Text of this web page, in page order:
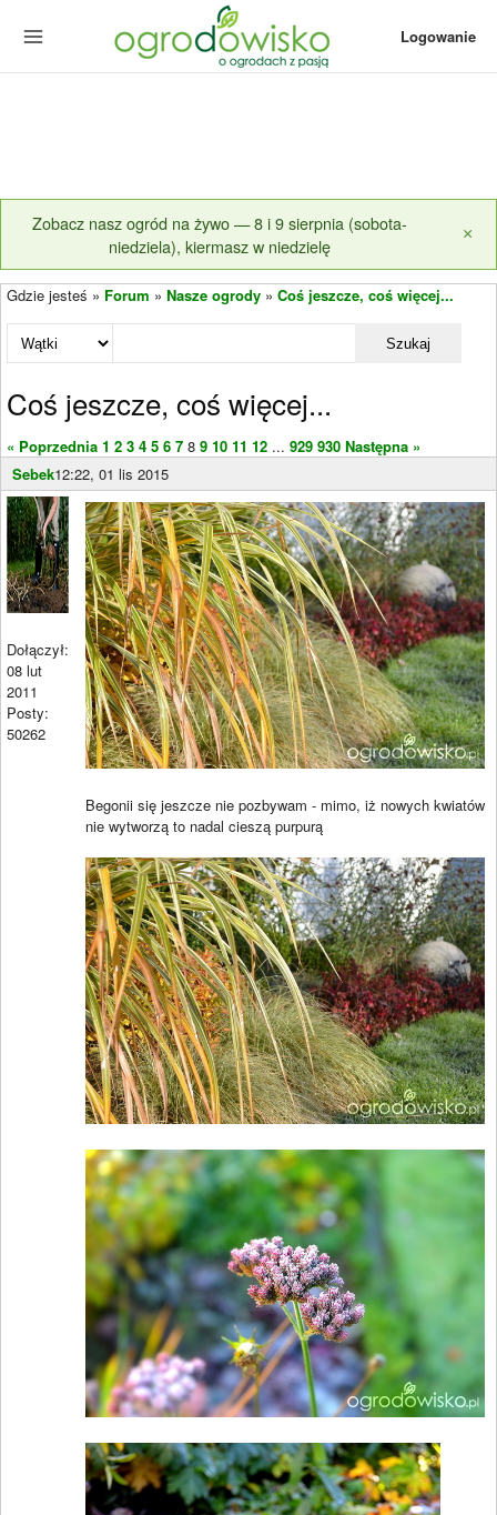
Logowanie
Zobacz nasz ogród na żywo — 8 i 9 sierpnia (sobota-
niedziela), kiermasz w niedzielę
×
Gdzie jesteś » Forum » Nasze ogrody » Coś jeszcze, coś więcej...
Szukaj
Coś jeszcze, coś więcej...
« Poprzednia 1 2 3 4 5 6 7 8 9 10 11 12 ... 929 930 Następna »
Sebek12:22, 01 lis 2015
Dołączył:
08 lut
2011
Posty:
50262
Begonii się jeszcze nie pozbywam - mimo, iż nowych kwiatów
nie wytworzą to nadal cieszą purpurą